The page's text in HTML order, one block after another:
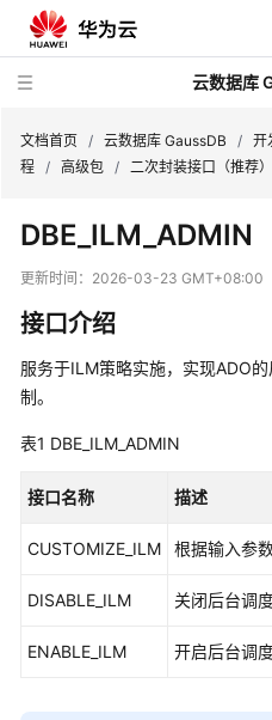
云数据库
新
动
务
品
绍
费
文档首页 / 云数据库 GaussDB / 开
程 / 高级包 / 二次封装接口（推荐）
DBE_ILM_ADMIN
更新时间： 2026-03-23 GMT+08:00
接口介绍
服务于ILM策略实施，实现ADO
制。
表1 DBE_ILM_ADMIN
接口名称 描述
CUSTOMIZE_ILM 根据输入参
DISABLE_ILM 关闭后台调度
ENABLE_ILM 开启后台调度